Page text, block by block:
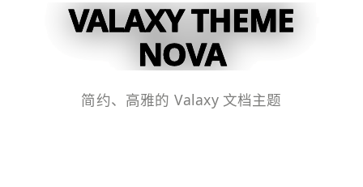
VALAXY THEME
NOVA
简约、高雅的 Valaxy 文档主题